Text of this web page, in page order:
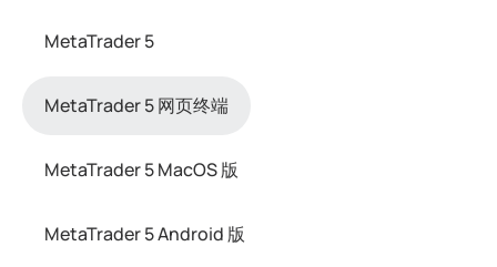
MetaTrader 5
MetaTrader 5 网页终端
MetaTrader 5 MacOS 版
MetaTrader 5 Android 版